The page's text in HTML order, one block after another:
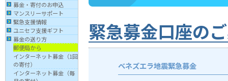
募金・寄付のお申込
マンスリーサポート
緊急支援情報
ユニセフ支援ギフト
募金の送り方
郵便局から
インターネット募金（1回
の寄付）
インターネット募金（毎
緊急募金口座の
ベネズエラ地震緊急募金